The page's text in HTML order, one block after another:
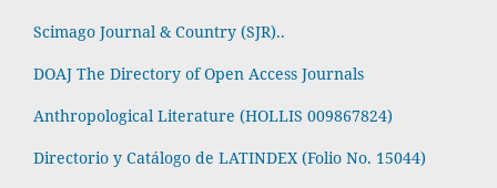
Scimago Journal & Country (SJR)..
DOAJ The Directory of Open Access Journals
Anthropological Literature (HOLLIS 009867824)
Directorio y Catálogo de LATINDEX (Folio No. 15044)